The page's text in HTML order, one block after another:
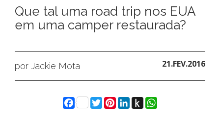
Que tal uma road trip nos EUA
em uma camper restaurada?
por Jackie Mota 21.FEV.2016
Facebook
Twitter
Pinterest
LinkedIn
Push
to
WhatsApp